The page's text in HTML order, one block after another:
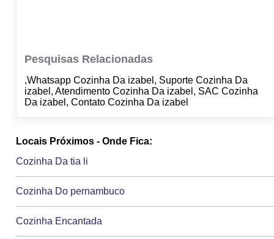
Pesquisas Relacionadas
,Whatsapp Cozinha Da izabel, Suporte Cozinha Da
izabel, Atendimento Cozinha Da izabel, SAC Cozinha
Da izabel, Contato Cozinha Da izabel
Locais Próximos - Onde Fica:
Cozinha Da tia li
Cozinha Do pernambuco
Cozinha Encantada